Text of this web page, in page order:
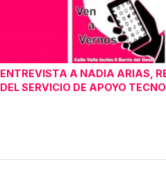
ENTREVISTA A NADIA ARIAS,
DEL SERVICIO DE APOYO